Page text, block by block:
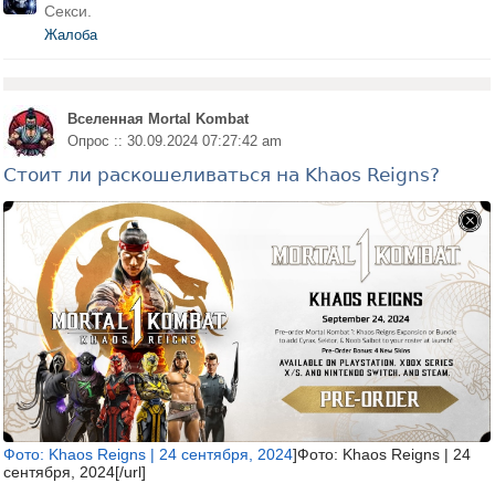
Секси.
Жалоба
Вселенная Mortal Kombat
Опрос :: 30.09.2024 07:27:42 am
Стоит ли раскошеливаться на Khaos Reigns?
Фото: Khaos Reigns | 24 сентября, 2024]Фото: Khaos Reigns | 24
сентября, 2024[/url]